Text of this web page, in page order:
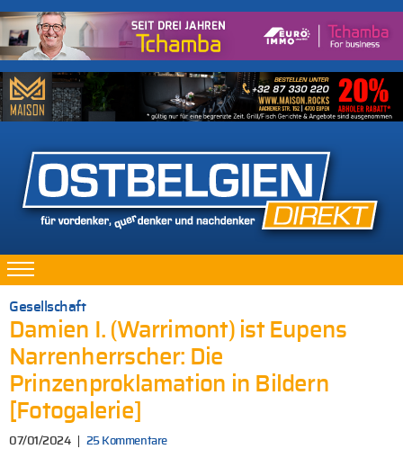
Gesellschaft
Damien I. (Warrimont) ist Eupens
Narrenherrscher: Die
Prinzenproklamation in Bildern
[Fotogalerie]
07/01/2024 25 Kommentare